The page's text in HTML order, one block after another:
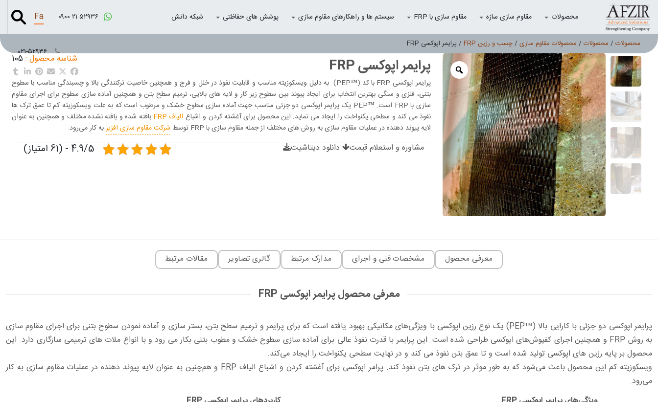
Fa محصولات مقاوم سازی سازه مقاوم سازی با FRP سیستم ها و راهکارهای مقاوم سازی پوشش های حفاظتی شبکه دانش ۰۹۰۰ ۲۱ ۵۲۹۳۶
۰۲۱-۵۲۹۳۶
محصولات / محصولات / محصولات مقاوم سازی /چسب و رزین FRP / پرایمر اپوکسی FRP
پرایمر اپوکسی FRP شناسه محصول :105
پرایمر اپوکسی FRP با کد (™PEP) به دلیل ویسکوزیتهمناسب و قابلیت نفوذ در خلل و فرج و همچنین خاصیتترکنندگی بالاوچسبندگی مناسب با سطوح
بتنی، فلزی و سنگی بهترین انتخاب برای ایجادپیوند بین سطوح زیر کار و لایه های بالایی، ترمیم سطح بتن و همچنین آماده سازی سطوح برای اجرای مقاوم
سازی با FRP است.
™
PEP یک پرایمر اپوکسی دو جزئی مناسب جهت آماده سازی سطوحخشکومرطوب است که به علت ویسکوزیته کم تا عمق ترک ها
نفوذ می کند و سطحی یکنواخت را ایجاد می نماید. این محصول برای آغشته کردن و اشباع الیاف FRP
بافته شده و بافته نشده مختلف و همچنین به­ عنوان
لایه پیوند دهنده در عملیات مقاوم سازی به روش های مختلف از جمله مقاوم سازی با FRP توسط شرکتمقاوم سازی افزیربه­ کار می‌رود.
مشاوره و استعلام قیمت دانلود دیتاشیت 4.9/5 - (61 امتیاز)
معرفی محصول مشخصات فنی و اجرای مدارک مرتبط گالری تصاویر مقالات مرتبط
معرفی محصول پرایمر اپوکسی FRP
پرایمر اپوکسی دو جزئی با کارایی بالا (™PEP) یک نوع رزین اپوکسی با ویژگی‌های مکانیکی بهبود یافته است که برای پرایمر و ترمیم سطح بتن، بستر سازی و آماده نمودن سطوح بتنی برای اجرای مقاوم سازی
به روش FRP و همچنین اجرای کفپوش‌های اپوکسی طراحی شده است. این پرایمر با قدرت نفوذ عالی برای آماده سازی سطوح خشک و مطوب بتنی بکار می رود و با انواع ملات های ترمیمی سازگاری دارد. این
محصول بر پایه رزین های اپوکسی تولید شده است و تا عمق بتن نفوذ می کند و در نهایت سطحی یکنواخت را ایجاد می‌کند.
ویسکوزیته کم این محصول باعث می‌شود که به طور موثر در ترک های بتن نفوذ کند. پرامر اپوکسی برای آغشته کردن و اشباع الیاف FRP و هم‌چنین به عنوان لایه پیوند دهنده در عملیات مقاوم سازی به کار
می‌رود.